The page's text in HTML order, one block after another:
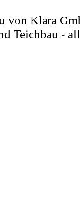
von Klara
Teichbau -